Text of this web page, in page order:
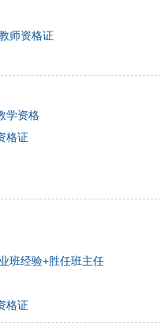
师资格证
学资格
格证
班经验+胜任班主任
格证